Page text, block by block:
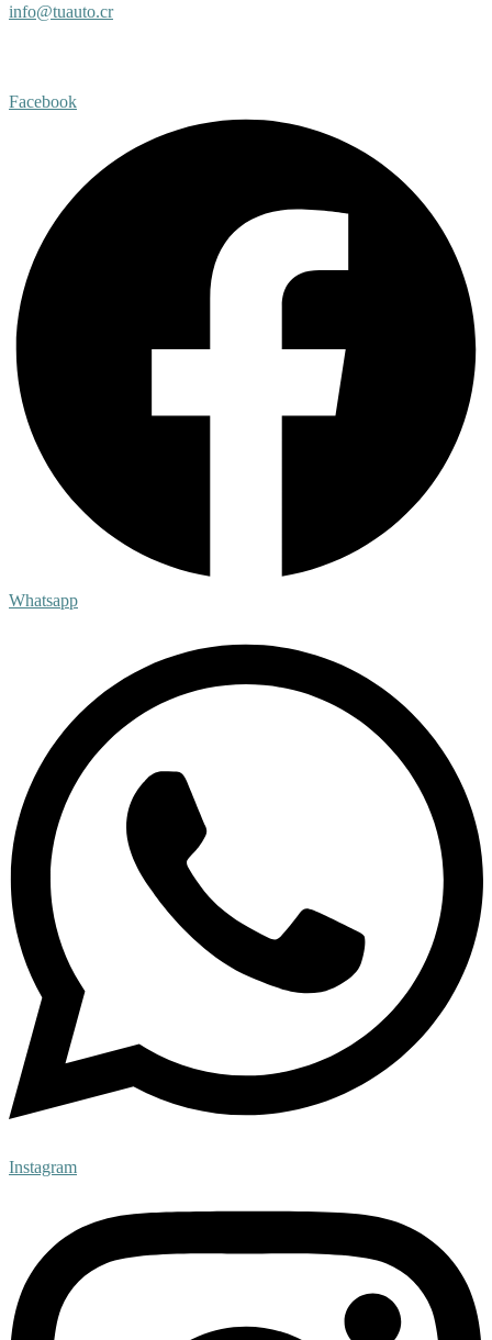
info@tuauto.cr
Facebook
Whatsapp
Instagram